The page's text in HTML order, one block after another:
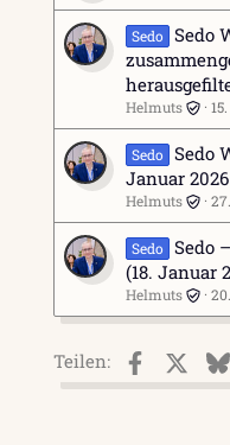
Sedo
Sedo
Helmuts
Sedo
Sedo
Januar 2026
Helmuts
Sedo
Sedo
(18. Januar
Helmuts
Teilen: Facebook
X